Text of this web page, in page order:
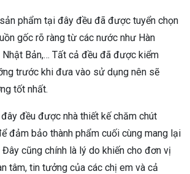
phẩm tại đây đều đã được tuyển chọn
gốc rõ ràng từ các nước như Hàn
Nhật Bản,… Tất cả đều đã được kiểm
trước khi đưa vào sử dụng nên sẽ
tốt nhất.
đều được nhà thiết kế chăm chút
đảm bảo thành phẩm cuối cùng mang lại
cũng chính là lý do khiến cho đơn vị
tâm, tin tưởng của các chị em và cả